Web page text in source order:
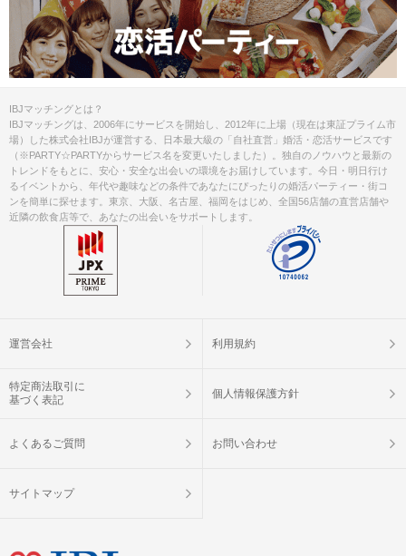
IBJマッチングとは？
IBJマッチングは、2006年にサービスを開始し、2012年に上場（現在は東証プライム市
場）した株式会社IBJが運営する、日本最大級の「自社直営」婚活・恋活サービスです
（※PARTY☆PARTYからサービス名を変更いたしました）。独自のノウハウと最新の
トレンドをもとに、安心・安全な出会いの環境をお届けしています。今日・明日行け
るイベントから、年代や趣味などの条件であなたにぴったりの婚活パーティー・街コ
ンを簡単に探せます。東京、大阪、名古屋、福岡をはじめ、全国56店舗の直営店舗や
近隣の飲食店等で、あなたの出会いをサポートします。
運営会社 利用規約
特定商法取引に
基づく表記
個人情報保護方針
よくあるご質問 お問い合わせ
サイトマップ